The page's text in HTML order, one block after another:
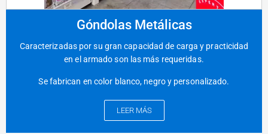
Góndolas Metálicas
Caracterizadas por su gran capacidad de carga y practicidad
en el armado son las más requeridas.
Se fabrican en color blanco, negro y personalizado.
LEER MÁS